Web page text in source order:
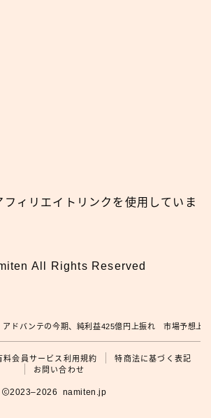
広報
フィリエイトリンクを使用していま
All Rights Reserved
アドバンテの今期、純利益425億円上振れ 市場予想上
料会員サービス利用規約
特商法に基づく表記
お問い合わせ
2023–2026 namiten.jp